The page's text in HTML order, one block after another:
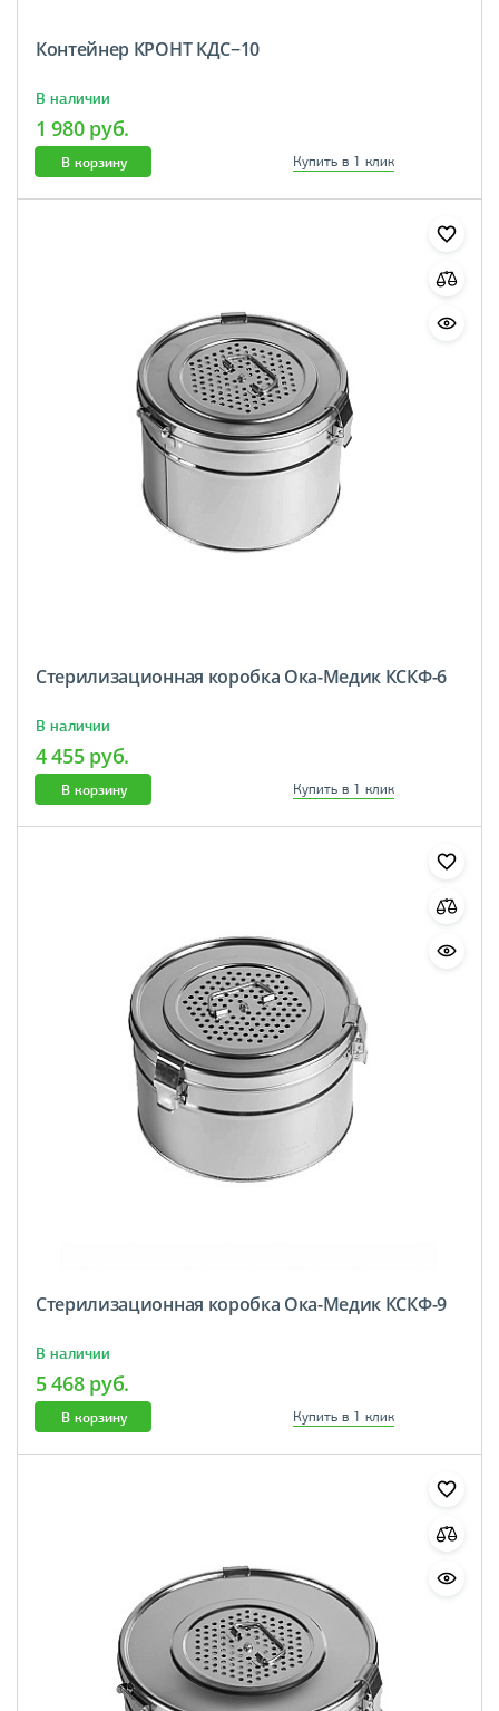
Контейнер КРОНТ КДС−10
В наличии
1 980 руб.
В корзину Купить в 1 клик
Стерилизационная коробка Ока-Медик КСКФ-6
В наличии
4 455 руб.
В корзину Купить в 1 клик
Стерилизационная коробка Ока-Медик КСКФ-9
В наличии
5 468 руб.
В корзину Купить в 1 клик